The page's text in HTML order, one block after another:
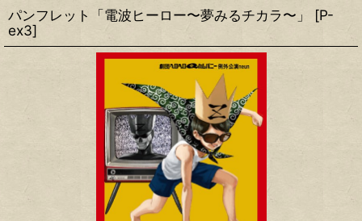
パンフレット「電波ヒーロー〜夢みるチカラ〜」 [P-
ex3]